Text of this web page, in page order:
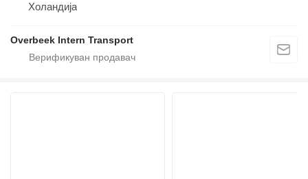
Холандија
Overbeek Intern Transport